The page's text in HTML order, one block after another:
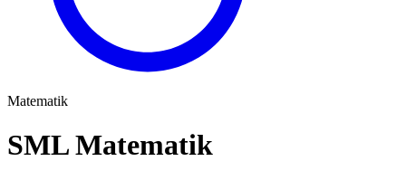
Matematik
SML Matematik